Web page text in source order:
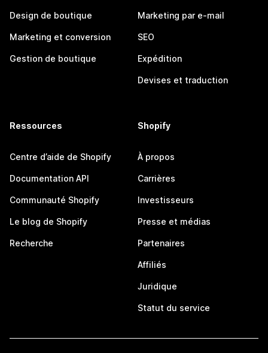
Design de boutique
Marketing et conversion
Gestion de boutique
Marketing par e-mail
SEO
Expédition
Devises et traduction
Ressources
Centre d’aide de Shopify
Documentation API
Communauté Shopify
Le blog de Shopify
Recherche
Shopify
À propos
Carrières
Investisseurs
Presse et médias
Partenaires
Affiliés
Juridique
Statut du service